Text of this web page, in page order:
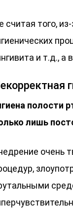
считая того,
и т.д., а
полости
лишь
очень